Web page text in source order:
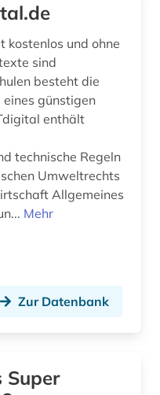
aristoteles | philosoph; lehrer (1)
kostenlos und ohne
sind
besteht die
günstigen
enthält
technische Regeln
Umweltrechts
Mehr
Zur Datenbank
Super